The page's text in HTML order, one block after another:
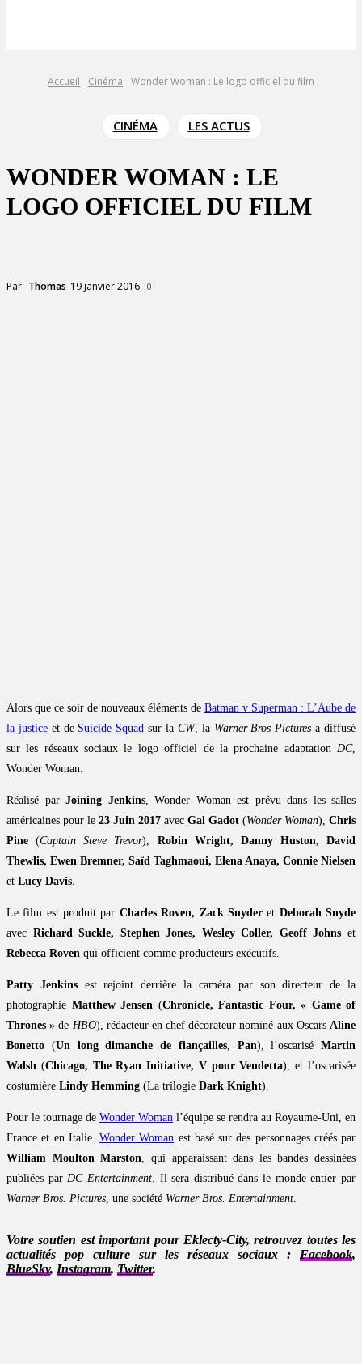
Accueil Cinéma Wonder Woman : Le logo officiel du film
CINÉMA LES ACTUS
WONDER WOMAN : LE
LOGO OFFICIEL DU FILM
Par Thomas 19 janvier 2016 0
Alors que ce soir de nouveaux éléments de Batman v Superman : L’Aube de
la justiceet de Suicide Squad sur la CW, la Warner Bros Pictures a diffusé
sur les réseaux sociaux le logo officiel de la prochaine adaptation DC,
Wonder Woman.
Réalisé par Joining Jenkins, Wonder Woman est prévu dans les salles
américaines pour le 23 Juin 2017 avec Gal Gadot (Wonder Woman), Chris
Pine (Captain Steve Trevor), Robin Wright, Danny Huston, David
Thewlis, Ewen Bremner, Saïd Taghmaoui, Elena Anaya, Connie Nielsen
et Lucy Davis.
Le film est produit par Charles Roven, Zack Snyderet Deborah Snyde
avec Richard Suckle, Stephen Jones, Wesley Coller, Geoff Johns et
Rebecca Roven qui officient comme producteurs exécutifs.
Patty Jenkinsest rejoint derrière la caméra par son directeur de la
photographie Matthew Jensen (Chronicle, Fantastic Four, « Game of
Thrones » de HBO), rédacteur en chef décorateur nominé aux OscarsAline
Bonetto (Un long dimanche de fiançailles, Pan), l’oscarisé Martin
Walsh (Chicago, The Ryan Initiative, V pour Vendetta), et l’oscarisée
costumière Lindy Hemming (La trilogie Dark Knight).
Pour le tournage de Wonder Woman l’équipe se rendra au Royaume-Uni, en
France et en Italie. Wonder Woman est basé sur des personnages créés par
William Moulton Marston, qui apparaissant dans les bandes dessinées
publiées parDC Entertainment. Il sera distribué dans le monde entier par
Warner Bros. Pictures, une société Warner Bros. Entertainment.
Votre soutien est important pour Eklecty-City, retrouvez toutes les
actualités pop culture sur les réseaux sociaux : Facebook,
BlueSky, Instagram, Twitter.